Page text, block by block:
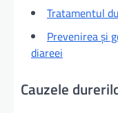
Tratamentul
Prevenirea și
diareei
Cauzele